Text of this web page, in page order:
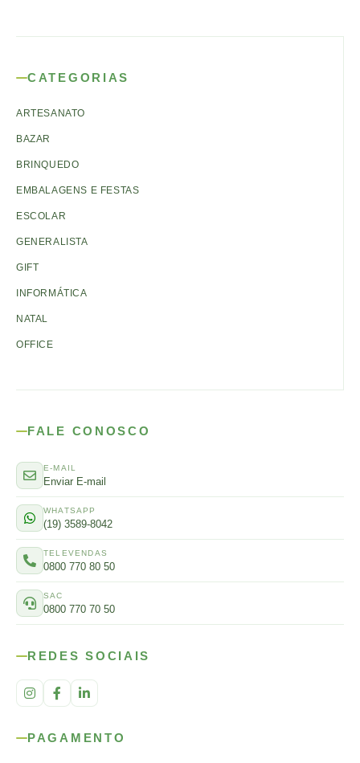
CATEGORIAS
ARTESANATO
BAZAR
BRINQUEDO
EMBALAGENS E FESTAS
ESCOLAR
GENERALISTA
GIFT
INFORMÁTICA
NATAL
OFFICE
FALE CONOSCO
E-MAIL
Enviar E-mail
WHATSAPP
(19) 3589-8042
TELEVENDAS
0800 770 80 50
SAC
0800 770 70 50
REDES SOCIAIS
PAGAMENTO